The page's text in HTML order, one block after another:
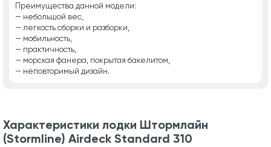
Преимущества данной модели:
— небольшой вес,
— легкость сборки и разборки,
— мобильность,
— практичность,
— морская фанера, покрытая бакелитом,
— неповторимый дизайн.
Характеристики лодки Штормлайн
(Stormline) Airdeck Standard 310